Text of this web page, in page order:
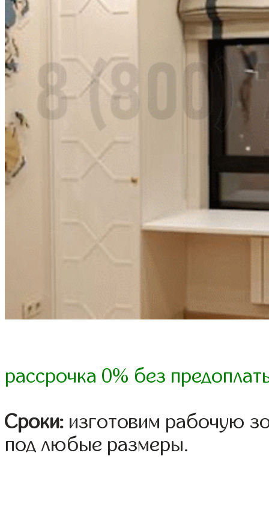
рассрочка 0% без
Сроки: изготовим рабочую
под любые размеры.